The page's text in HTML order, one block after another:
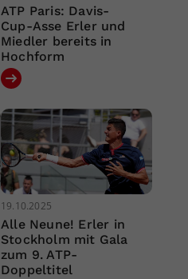
ATP Paris: Davis-
Cup-Asse Erler und
Miedler bereits in
Hochform
19.10.2025
Alle Neune! Erler in
Stockholm mit Gala
zum 9. ATP-
Doppeltitel